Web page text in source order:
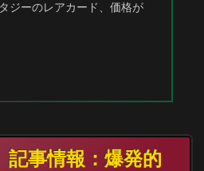
ジーのレアカード、価格が
記事情報：爆発的